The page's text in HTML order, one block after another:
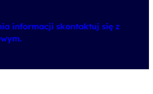
informacji skontaktuj się z